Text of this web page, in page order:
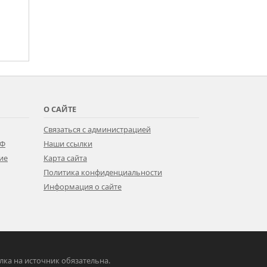
О САЙТЕ
Связаться с администрацией
Наши ссылки
Карта сайта
Политика конфиденциальности
Информация о сайте
на источник обязательна.